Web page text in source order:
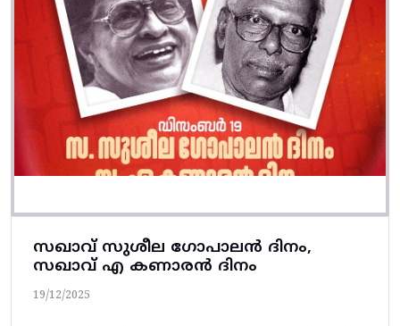
സഖാവ് സുശീല ഗോപാലൻ ദിനം,
സഖാവ് എ കണാരൻ ദിനം
19/12/2025